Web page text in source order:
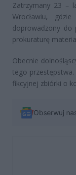
Zatrzymany 23 –
Wrocławiu,
doprowadzony do
prokuraturę
Obecnie
tego
fikcyjnej zbiórki o
Obserwuj